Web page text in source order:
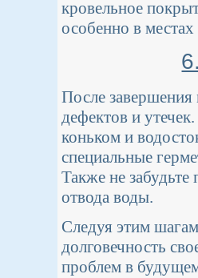
кровельное
особенно в
После завершения
дефектов и
коньком и
специальные
Также не
отвода воды.
Следуя этим
долговечность
проблем в